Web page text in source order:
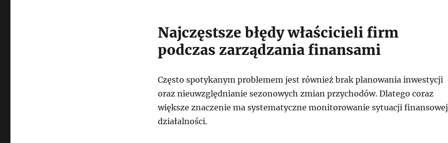
Najczęstsze błędy właścicieli firm
podczas zarządzania finansami
Często spotykanym problemem jest również brak planowania inwestycji
oraz nieuwzględnianie sezonowych zmian przychodów. Dlatego coraz
większe znaczenie ma systematyczne monitorowanie sytuacji finansowej
działalności.